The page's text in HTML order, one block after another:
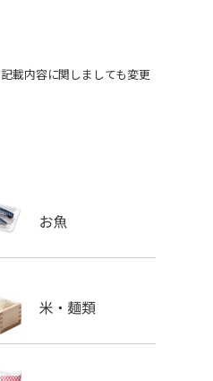
載内容に関しましても変更